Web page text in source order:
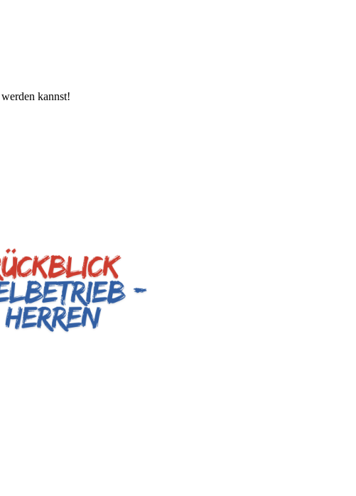
kannst!